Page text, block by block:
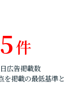
件
広告掲載数
を掲載の最低基準と